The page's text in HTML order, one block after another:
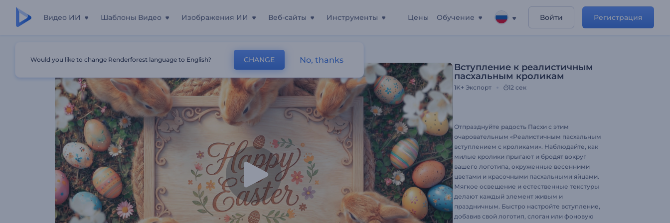
Видео ИИ Шаблоны Видео Изображения ИИ Веб-сайты Инструменты Цены Обучение Войти Регистрация
Вступление К Реалистичным Пасхальным Кроликам
Вступление к реалистичным
пасхальным кроликам
1K+ Экспорт 12 сек
Отпразднуйте радость Пасхи с этим
очаровательным «Реалистичным пасхальным
вступлением с кроликами». Наблюдайте, как
милые кролики прыгают и бродят вокруг
вашего логотипа, окруженные весенними
цветами и красочными пасхальными яйцами.
Мягкое освещение и естественные текстуры
делают каждый элемент живым и
праздничным. Быстро настройте вступление,
добавив свой логотип, слоган или фоновую
Would you like to change Renderforest language to English? CHANGE No, thanks